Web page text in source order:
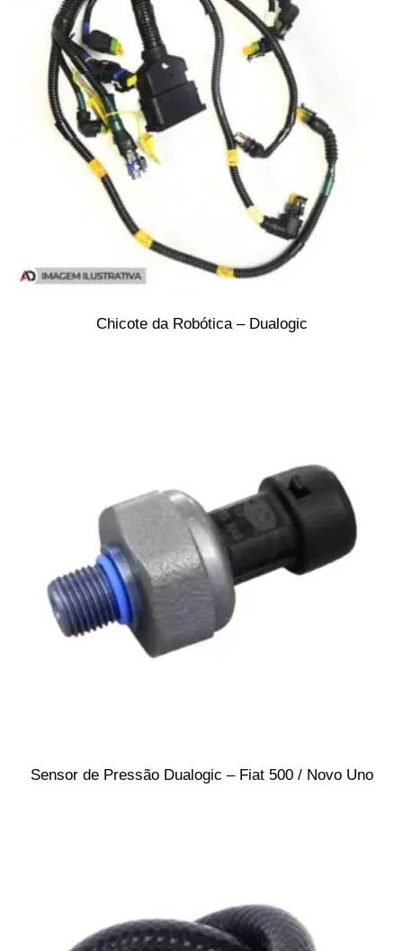
Chicote da Robótica – Dualogic
Sensor de Pressão Dualogic – Fiat 500 / Novo Uno